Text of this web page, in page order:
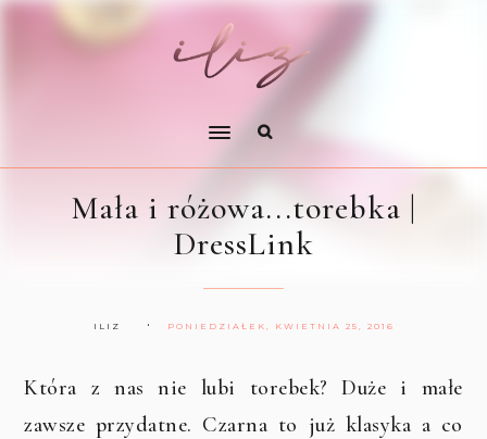
Mała i różowa...torebka |
DressLink
ILIZ PONIEDZIAŁEK, KWIETNIA 25, 2016
Która z nas nie lubi torebek? Duże i małe
zawsze przydatne. Czarna to już klasyka a co